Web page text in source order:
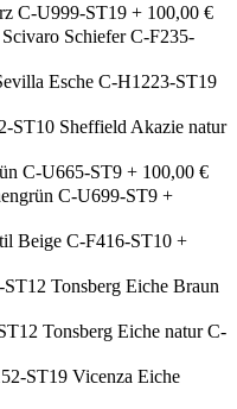
C-U999-ST19 + 100,00 €
Scivaro Schiefer C-F235-
Esche C-H1223-ST19
Sheffield Akazie natur
C-U665-ST9 + 100,00 €
C-U699-ST9 +
Beige C-F416-ST10 +
Tonsberg Eiche Braun
Tonsberg Eiche natur C-
Vicenza Eiche